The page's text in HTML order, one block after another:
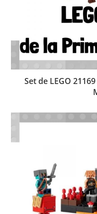
Set de LEGO